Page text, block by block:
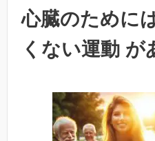
心臓のために
くない運動 が